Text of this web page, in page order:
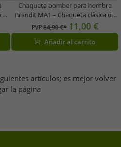
Chaqueta bomber para hombre
Brandit MA1 – Chaqueta clásica de
entretiempo con forro acolchado
(B3149 Burdeos/Naranja)
PVP84,90 €* 11,00 €
Añadir al carrito
artículos; es mejor volver
la página